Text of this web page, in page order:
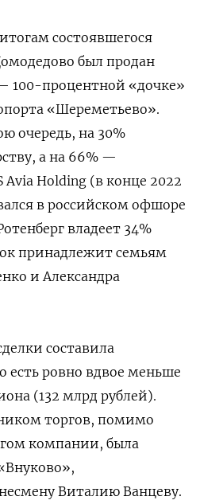
состоявшегося
был продан
100-процентной «дочке»
«Шереметьево».
очередь, на 30%
а на 66% —
Avia Holding (в конце 2022
в российском офшоре
владеет 34%
принадлежит семьям
и Александра
составила
есть ровно вдвое меньше
(132 млрд рублей).
торгов, помимо
компании, была
Виталию Ванцеву.